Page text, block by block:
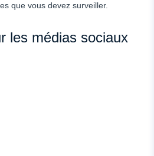
que vous devez surveiller.
les médias sociaux